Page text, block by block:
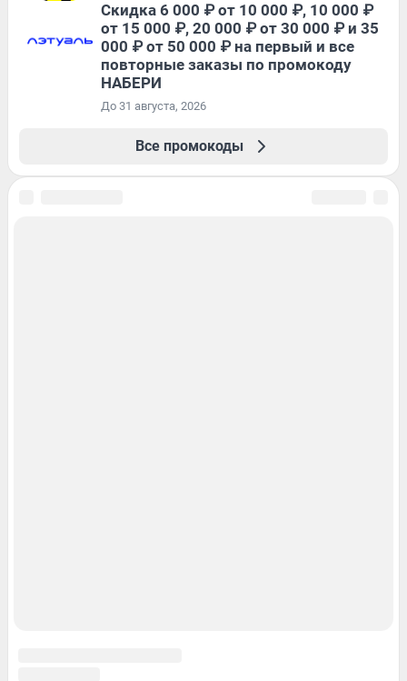
Скидка 6 000 ₽ от 10 000 ₽, 10 000 ₽
от 15 000 ₽, 20 000 ₽ от 30 000 ₽ и 35
000 ₽ от 50 000 ₽ на первый и все
повторные заказы по промокоду
НАБЕРИ
До 31 августа, 2026
Все промокоды